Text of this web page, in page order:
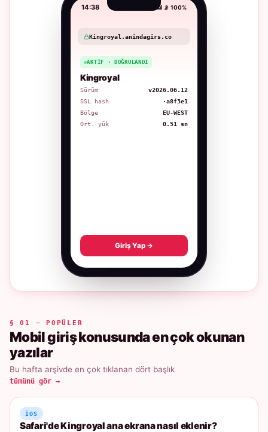
14:38 📶 📡 100%
Kingroyal.anindagirs.co
AKTIF · DOĞRULANDI
Kingroyal
Sürüm
v2026.06.12
SSL hash
·a8f3e1
Bölge
EU-WEST
Ort. yük
0.51 sn
Giriş Yap →
§ 01 — POPÜLER
Mobil giriş konusunda en çok okunan
yazılar
Bu hafta arşivde en çok tıklanan dört başlık
tümünü gör →
IOS
Safari'de Kingroyal ana ekrana nasıl eklenir?